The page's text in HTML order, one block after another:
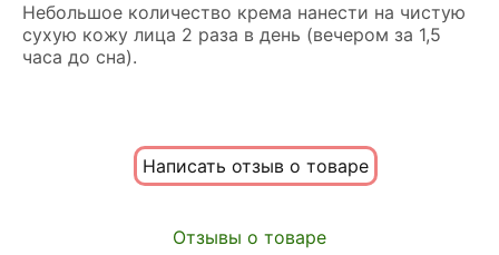
Небольшое количество крема нанести на чистую
сухую кожу лица 2 раза в день (вечером за 1,5
часа до сна).
Написать отзыв о товаре
Отзывы о товаре